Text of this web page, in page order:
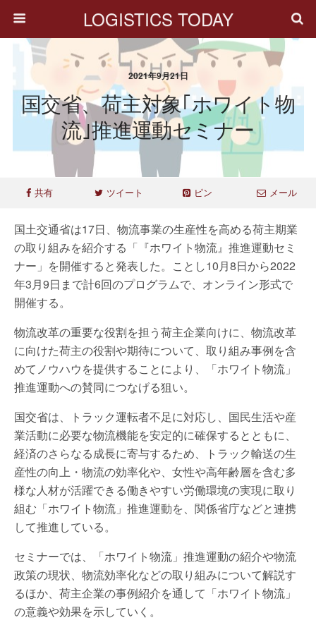
LOGISTICS TODAY
2021年9月21日
国交省、荷主対象｢ホワイト物
流｣推進運動セミナー
共有 ツイート ピン メール
国土交通省は17日、物流事業の生産性を高める荷主期業
の取り組みを紹介する「『ホワイト物流』推進運動セミ
ナー」を開催すると発表した。ことし10月8日から2022
年3月9日まで計6回のプログラムで、オンライン形式で
開催する。
物流改革の重要な役割を担う荷主企業向けに、物流改革
に向けた荷主の役割や期待について、取り組み事例を含
めてノウハウを提供することにより、「ホワイト物流」
推進運動への賛同につなげる狙い。
国交省は、トラック運転者不足に対応し、国民生活や産
業活動に必要な物流機能を安定的に確保するとともに、
経済のさらなる成長に寄与するため、トラック輸送の生
産性の向上・物流の効率化や、女性や高年齢層を含む多
様な人材が活躍できる働きやすい労働環境の実現に取り
組む「ホワイト物流」推進運動を、関係省庁などと連携
して推進している。
セミナーでは、「ホワイト物流」推進運動の紹介や物流
政策の現状、物流効率化などの取り組みについて解説す
るほか、荷主企業の事例紹介を通して「ホワイト物流」
の意義や効果を示していく。